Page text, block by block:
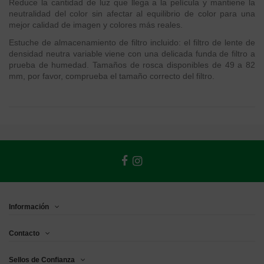
Reduce la cantidad de luz que llega a la película y mantiene la
neutralidad del color sin afectar al equilibrio de color para una
mejor calidad de imagen y colores más reales.
Estuche de almacenamiento de filtro incluido: el filtro de lente de
densidad neutra variable viene con una delicada funda de filtro a
prueba de humedad. Tamaños de rosca disponibles de 49 a 82
mm, por favor, comprueba el tamaño correcto del filtro.
Información
Contacto
Sellos de Confianza